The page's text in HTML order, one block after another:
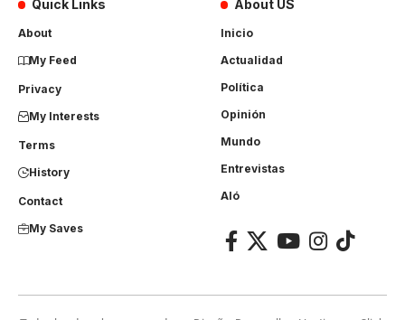
Quick Links
About
My Feed
Privacy
My Interests
Terms
History
Contact
My Saves
About US
Inicio
Actualidad
Política
Opinión
Mundo
Entrevistas
Aló